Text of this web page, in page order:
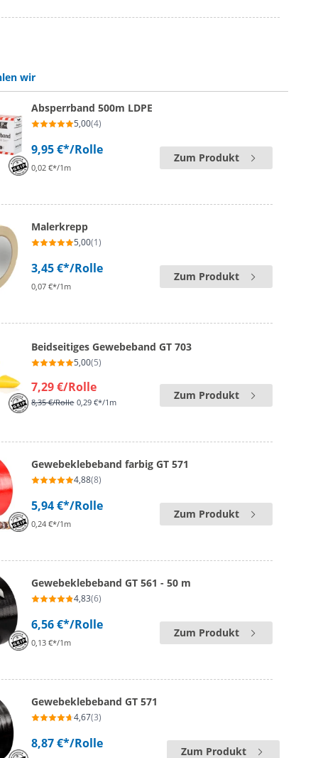
wir
Absperrband 500m LDPE
5,00(4)
9,95 €*/Rolle
0,02 €*/1m
Zum Produkt
Malerkrepp
5,00(1)
3,45 €*/Rolle
0,07 €*/1m
Zum Produkt
Beidseitiges Gewebeband GT 703
5,00(5)
7,29 €/Rolle
8,35 €/Rolle 0,29 €*/1m
Zum Produkt
Gewebeklebeband farbig GT 571
4,88(8)
5,94 €*/Rolle
0,24 €*/1m
Zum Produkt
Gewebeklebeband GT 561 - 50 m
4,83(6)
6,56 €*/Rolle
0,13 €*/1m
Zum Produkt
Gewebeklebeband GT 571
4,67(3)
8,87 €*/Rolle
Zum Produkt